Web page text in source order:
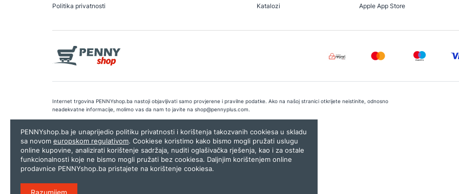
Politika privatnosti Katalozi Apple App Store
Internet trgovina PENNYshop.ba nastoji objavljivati samo provjerene i pravilne podatke. Ako na našoj stranici otkrijete neistinite, odnosno
neadekvatne informacije, molimo vas da nam to javite na shop@pennyplus.com.
Copyright © 2026.Penny plus d.o.o. Sarajevo.Dizajn i programiranje:Lampa.ba
PENNYshop.ba je unaprijedio politiku privatnosti i korištenja takozvanih cookiesa u skladu
sa novom europskom regulativom. Cookiese koristimo kako bismo mogli pružati uslugu
online kupovine, analizirati korištenje sadržaja, nuditi oglašivačka rješenja, kao i za ostale
funkcionalnosti koje ne bismo mogli pružati bez cookiesa. Daljnjim korištenjem online
prodavnice PENNYshop.ba pristajete na korištenje cookiesa.
Razumijem